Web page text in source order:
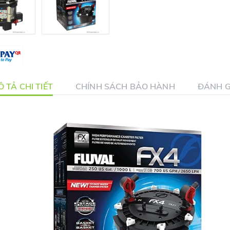
TẢ CHI TIẾT CHÍNH SÁCH BẢO HÀNH ĐÁNH